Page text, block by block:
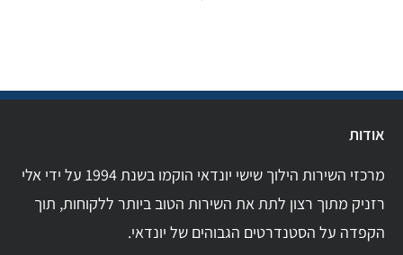
אודות
מרכזי השירות הילוך שישי יונדאי הוקמו בשנת 1994 על ידי אלי
רזניק מתוך רצון לתת את השירות הטוב ביותר ללקוחות, תוך
הקפדה על הסטנדרטים הגבוהים של יונדאי.